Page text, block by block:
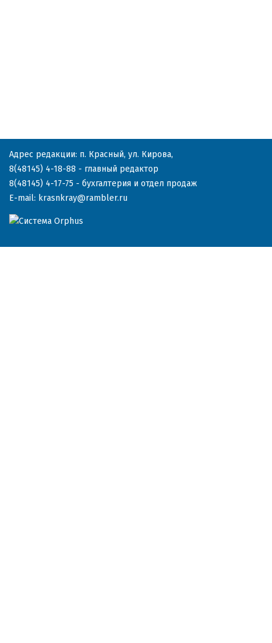
Адрес редакции: п. Красный, ул. Кирова,
8(48145) 4-18-88 - главный редактор
8(48145) 4-17-75 - бухгалтерия и отдел продаж
E-mail: krasnkray@rambler.ru